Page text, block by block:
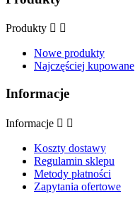
Produkty  
Nowe produkty
Najczęściej kupowane
Informacje
Informacje  
Koszty dostawy
Regulamin sklepu
Metody płatności
Zapytania ofertowe